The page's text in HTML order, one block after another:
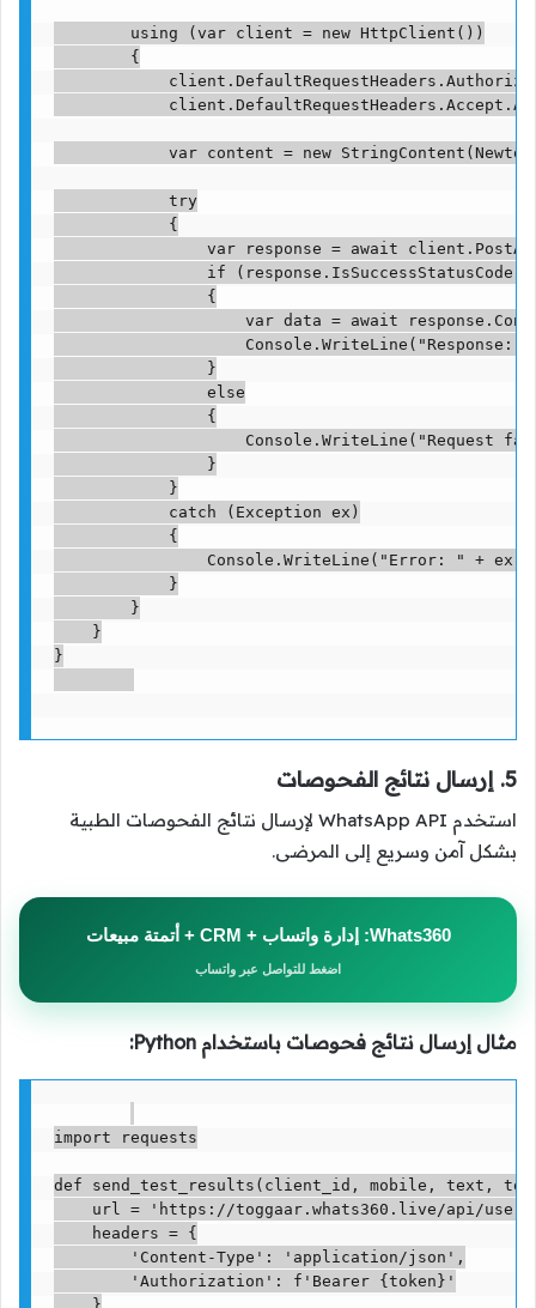
        using (var client = new HttpClient())
        {
var content = new
            try
            {
var response = await
                if (response.IsSuccessStatusCode)
                {
var data = await
Console.WriteLine("Response:
                }
                else
                {
Console.WriteLine("Request
                }
            }
            catch (Exception ex)
            {
Console.WriteLine("Error: " +
            }
        }
    }
}
5. إرسال نتائج الفحوصات
استخدم WhatsApp API لإرسال نتائج الفحوصات الطبية
بشكل آمن وسريع إلى المرضى.
Whats360: إدارة واتساب + CRM + أتمتة مبيعات
اضغط للتواصل عبر واتساب
مثال إرسال نتائج فحوصات باستخدام Python:
import requests
def send_test_results(client_id, mobile, text,
url = 'https://toggaar.whats360.live/api/
    headers = {
        'Content-Type': 'application/json',
        'Authorization': f'Bearer {token}'